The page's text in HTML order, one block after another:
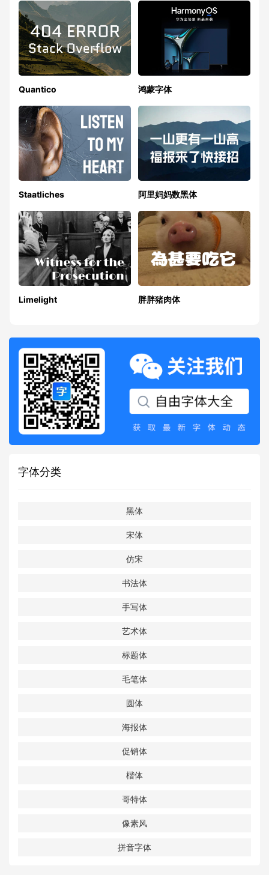
Quantico 鸿蒙字体
Staatliches 阿里妈妈数黑体
Limelight 胖胖猪肉体
字体分类
黑体
宋体
仿宋
书法体
手写体
艺术体
标题体
毛笔体
圆体
海报体
促销体
楷体
哥特体
像素风
拼音字体